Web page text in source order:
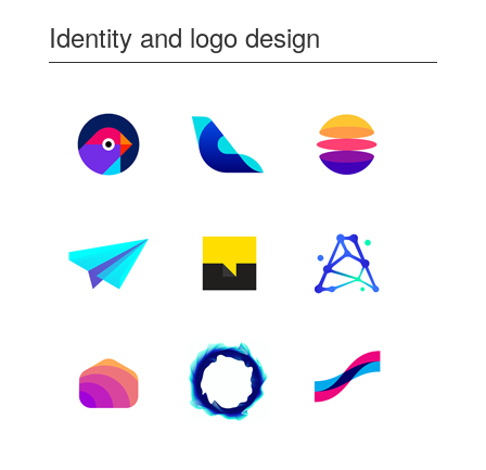
Identity and logo design